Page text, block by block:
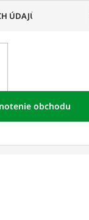
ÚDAJŮ
obchodu